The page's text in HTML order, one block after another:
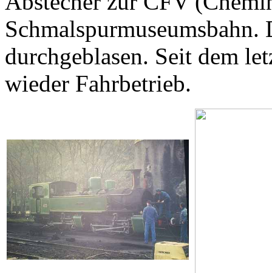
durchgeblasen. Seit dem
wieder Fahrbetrieb.